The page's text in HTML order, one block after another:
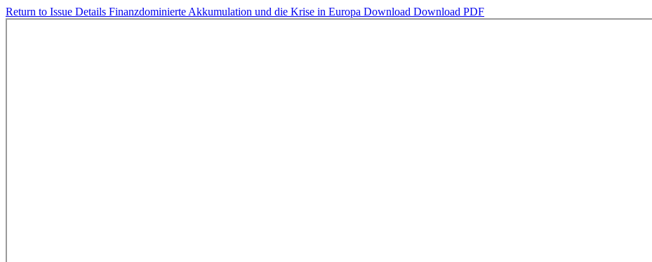
Return to Issue Details Finanzdominierte Akkumulation und die Krise in Europa Download Download PDF